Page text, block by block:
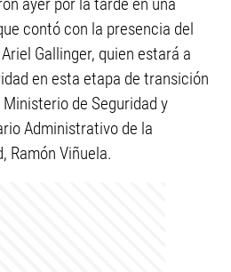
contó con la presencia del
Gallinger, quien estará a
en esta etapa de transición
de Seguridad y
Administrativo de la
Ramón Viñuela.